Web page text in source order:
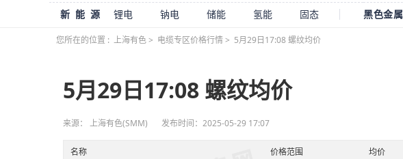
新能源
锂电 钠电 储能 氢能 固态 黑色金属
您所在的位置 : 上海有色> 电缆专区价格行情> 5月29日17:08 螺纹均价
5月29日17:08 螺纹均价
来源： 上海有色(SMM) 发布时间：2025-05-29 17:07
名称 价格范围 均价